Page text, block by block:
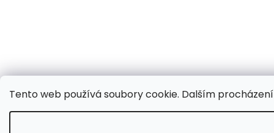
Tento web používá soubory cookie. Dalším